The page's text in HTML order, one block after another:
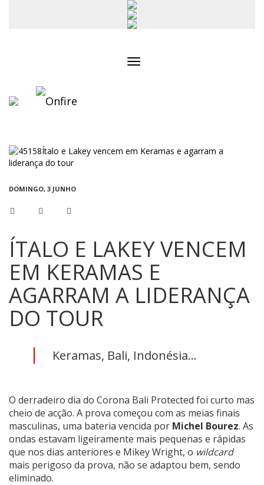
DOMINGO, 3 JUNHO
ÍTALO E LAKEY VENCEM
EM KERAMAS E
AGARRAM A LIDERANÇA
DO TOUR
Keramas, Bali, Indonésia...
O derradeiro dia do Corona Bali Protected foi curto mas
cheio de acção. A prova começou com as meias finais
masculinas, uma bateria vencida por Michel Bourez. As
ondas estavam ligeiramente mais pequenas e rápidas
que nos dias anteriores e Mikey Wright, o wildcard
mais perigoso da prova, não se adaptou bem, sendo
eliminado.